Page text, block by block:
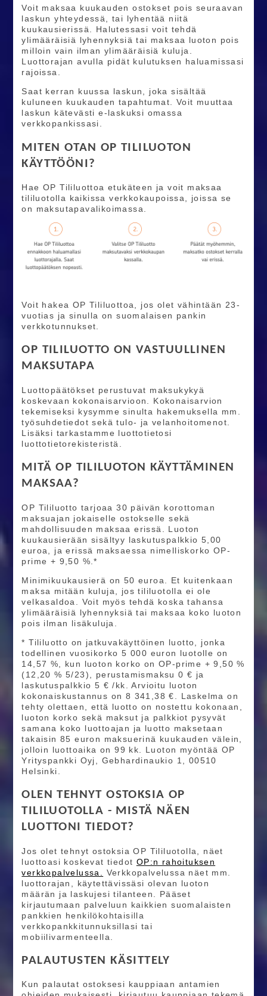
Voit maksaa kuukauden ostokset pois seuraavan
laskun yhteydessä, tai lyhentää niitä
kuukausierissä. Halutessasi voit tehdä
ylimääräisiä lyhennyksiä tai maksaa luoton pois
milloin vain ilman ylimääräisiä kuluja.
Luottorajan avulla pidät kulutuksen haluamissasi
rajoissa.
Saat kerran kuussa laskun, joka sisältää
kuluneen kuukauden tapahtumat. Voit muuttaa
laskun kätevästi e-laskuksi omassa
verkkopankissasi.
MITEN OTAN OP TILILUOTON
KÄYTTÖÖNI?
Hae OP Tililuottoa etukäteen ja voit maksaa
tililuotolla kaikissa verkkokaupoissa, joissa se
on maksutapavalikoimassa.
Voit hakea OP Tililuottoa, jos olet vähintään 23-
vuotias ja sinulla on suomalaisen pankin
verkkotunnukset.
OP TILILUOTTO ON VASTUULLINEN
MAKSUTAPA
Luottopäätökset perustuvat maksukykyä
koskevaan kokonaisarvioon. Kokonaisarvion
tekemiseksi kysymme sinulta hakemuksella mm.
työsuhdetiedot sekä tulo- ja velanhoitomenot.
Lisäksi tarkastamme luottotietosi
luottotietorekisteristä.
MITÄ OP TILILUOTON KÄYTTÄMINEN
MAKSAA?
OP Tililuotto tarjoaa 30 päivän korottoman
maksuajan jokaiselle ostokselle sekä
mahdollisuuden maksaa erissä. Luoton
kuukausierään sisältyy laskutuspalkkio 5,00
euroa, ja erissä maksaessa nimelliskorko OP-
prime + 9,50 %.*
Minimikuukausierä on 50 euroa. Et kuitenkaan
maksa mitään kuluja, jos tililuotolla ei ole
velkasaldoa. Voit myös tehdä koska tahansa
ylimääräisiä lyhennyksiä tai maksaa koko luoton
pois ilman lisäkuluja.
* Tililuotto on jatkuvakäyttöinen luotto, jonka
todellinen vuosikorko 5 000 euron luotolle on
14,57 %, kun luoton korko on OP-prime + 9,50 %
(12,20 % 5/23), perustamismaksu 0 € ja
laskutuspalkkio 5 € /kk. Arvioitu luoton
kokonaiskustannus on 8 341,38 €. Laskelma on
tehty olettaen, että luotto on nostettu kokonaan,
luoton korko sekä maksut ja palkkiot pysyvät
samana koko luottoajan ja luotto maksetaan
takaisin 85 euron maksuerinä kuukauden välein,
jolloin luottoaika on 99 kk. Luoton myöntää OP
Yrityspankki Oyj, Gebhardinaukio 1, 00510
Helsinki.
OLEN TEHNYT OSTOKSIA OP
TILILUOTOLLA - MISTÄ NÄEN
LUOTTONI TIEDOT?
Jos olet tehnyt ostoksia OP Tililuotolla, näet
luottoasi koskevat tiedot OP:n rahoituksen
verkkopalvelussa.
Verkkopalvelussa näet mm.
luottorajan, käytettävissäsi olevan luoton
määrän ja laskujesi tilanteen. Pääset
kirjautumaan palveluun kaikkien suomalaisten
pankkien henkilökohtaisilla
verkkopankkitunnuksillasi tai
mobiilivarmenteella.
PALAUTUSTEN KÄSITTELY
Kun palautat ostoksesi kauppiaan antamien